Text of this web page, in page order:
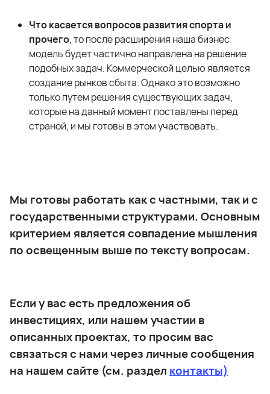
Что касается вопросов развития спорта и
прочего, то после расширения наша бизнес
модель будет частично направлена на решение
подобных задач. Коммерческой целью является
создание рынков сбыта. Однако это возможно
только путем решения существующих задач,
которые на данный момент поставлены перед
страной, и мы готовы в этом участвовать.
Мы готовы работать как с частными, так и с
государственными структурами. Основным
критерием является совпадение мышления
по освещенным выше по тексту вопросам.
Если у вас есть предложения об
инвестициях, или нашем участии в
описанных проектах, то просим вас
связаться с нами через личные сообщения
на нашем сайте (см. раздел контакты)